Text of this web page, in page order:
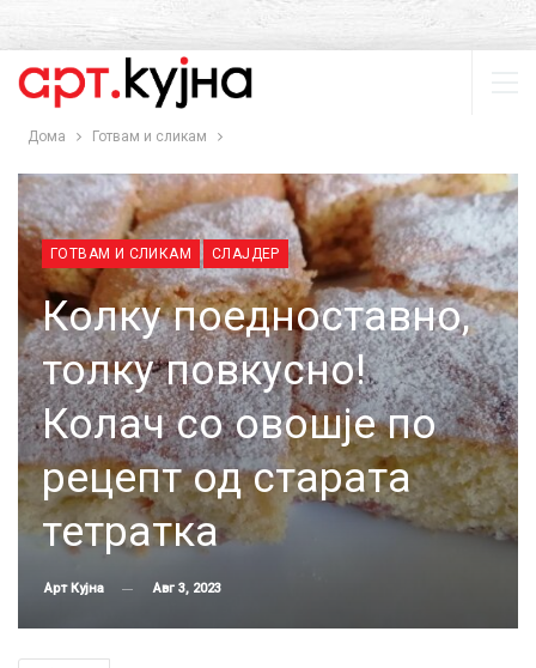
Дома Готвам и сликам
ГОТВАМ И СЛИКАМ СЛАЈДЕР
Колку поедноставно,
толку повкусно!
Колач со овошје по
рецепт од старата
тетратка
Арт Кујна Авг 3, 2023